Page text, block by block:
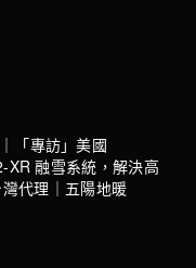
「專訪」美國
XR 融雪系統，解決高
代理｜五陽地暖